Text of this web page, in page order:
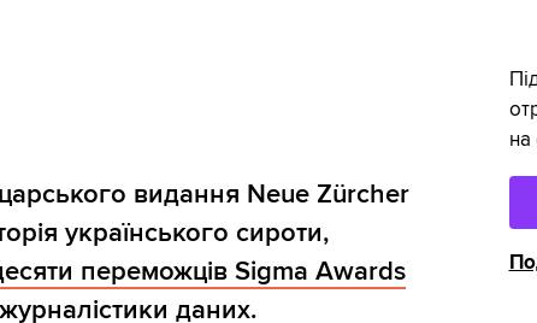
видання Neue Zürcher
українського сироти,
переможців Sigma Awards
даних.
на